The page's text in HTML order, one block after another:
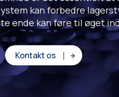
kan forbedre
ende kan føre til øget
Kontakt os